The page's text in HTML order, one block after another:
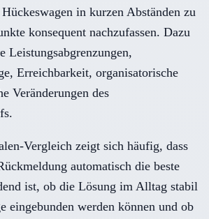
in kurzen Abständen zu
konsequent nachzufassen. Dazu
Leistungsabgrenzungen,
Erreichbarkeit, organisatorische
Veränderungen des
Vergleich zeigt sich häufig, dass
automatisch die beste
ist, ob die Lösung im Alltag stabil
eingebunden werden können und ob